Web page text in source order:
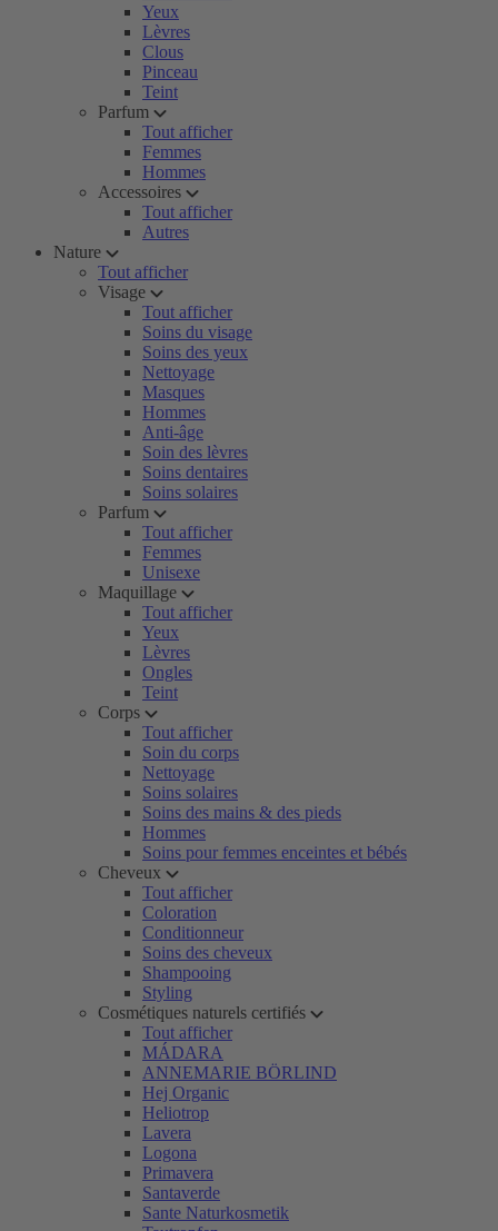
Yeux
Lèvres
Clous
Pinceau
Teint
Parfum
Tout afficher
Femmes
Hommes
Accessoires
Tout afficher
Autres
Nature
Tout afficher
Visage
Tout afficher
Soins du visage
Soins des yeux
Nettoyage
Masques
Hommes
Anti-âge
Soin des lèvres
Soins dentaires
Soins solaires
Parfum
Tout afficher
Femmes
Unisexe
Maquillage
Tout afficher
Yeux
Lèvres
Ongles
Teint
Corps
Tout afficher
Soin du corps
Nettoyage
Soins solaires
Soins des mains & des pieds
Hommes
Soins pour femmes enceintes et bébés
Cheveux
Tout afficher
Coloration
Conditionneur
Soins des cheveux
Shampooing
Styling
Cosmétiques naturels certifiés
Tout afficher
MÁDARA
ANNEMARIE BÖRLIND
Hej Organic
Heliotrop
Lavera
Logona
Primavera
Santaverde
Sante Naturkosmetik